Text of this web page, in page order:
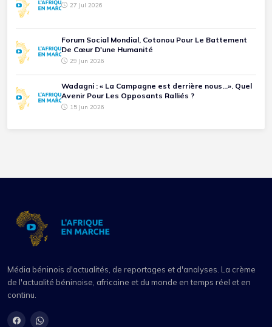
27 Jul 2026
Forum Social Mondial, Cotonou Pour Le Battement
De Cœur D'une Humanité
29 Jun 2026
Wadagni : « La Campagne est derrière nous...». Quel
Avenir Pour Les Opposants Ralliés ?
15 Jun 2026
Média béninois d'actualités, de reportages et d'analyses. La crème
de l'actualité béninoise, africaine et du monde en temps réel et en
continu.